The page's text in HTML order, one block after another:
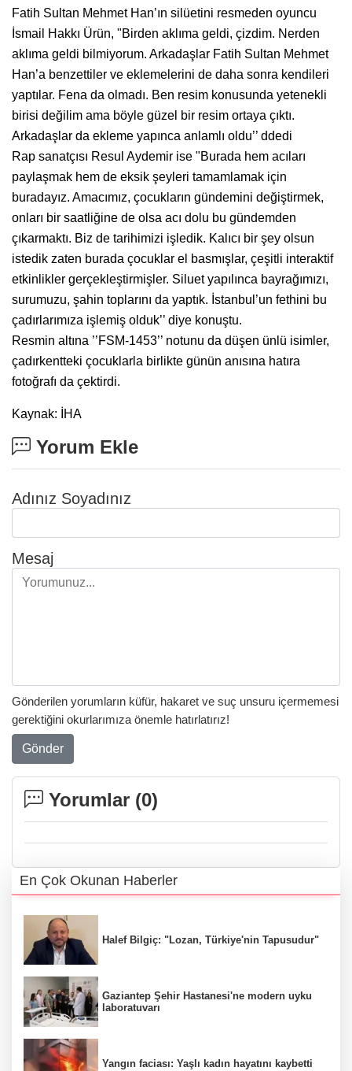
Fatih Sultan Mehmet Han’ın silüetini resmeden oyuncu
İsmail Hakkı Ürün, "Birden aklıma geldi, çizdim. Nerden
aklıma geldi bilmiyorum. Arkadaşlar Fatih Sultan Mehmet
Han’a benzettiler ve eklemelerini de daha sonra kendileri
yaptılar. Fena da olmadı. Ben resim konusunda yetenekli
birisi değilim ama böyle güzel bir resim ortaya çıktı.
Arkadaşlar da ekleme yapınca anlamlı oldu’’ ddedi
Rap sanatçısı Resul Aydemir ise "Burada hem acıları
paylaşmak hem de eksik şeyleri tamamlamak için
buradayız. Amacımız, çocukların gündemini değiştirmek,
onları bir saatliğine de olsa acı dolu bu gündemden
çıkarmaktı. Biz de tarihimizi işledik. Kalıcı bir şey olsun
istedik zaten burada çocuklar el basmışlar, çeşitli interaktif
etkinlikler gerçekleştirmişler. Siluet yapılınca bayrağımızı,
surumuzu, şahin toplarını da yaptık. İstanbul’un fethini bu
çadırlarımıza işlemiş olduk’’ diye konuştu.
Resmin altına ’’FSM-1453’’ notunu da düşen ünlü isimler,
çadırkentteki çocuklarla birlikte günün anısına hatıra
fotoğrafı da çektirdi.
Kaynak: İHA
Yorum Ekle
Adınız Soyadınız
Mesaj
Gönderilen yorumların küfür, hakaret ve suç unsuru içermemesi
gerektiğini okurlarımıza önemle hatırlatırız!
Gönder
Yorumlar (0)
En Çok Okunan Haberler
Halef Bilgiç: "Lozan, Türkiye'nin Tapusudur"
Gaziantep Şehir Hastanesi'ne modern uyku
laboratuvarı
Yangın faciası: Yaşlı kadın hayatını kaybetti